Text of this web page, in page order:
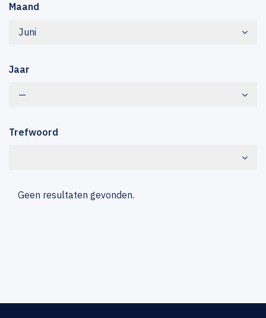
Maand
Juni
Jaar
—
Trefwoord
Geen resultaten gevonden.